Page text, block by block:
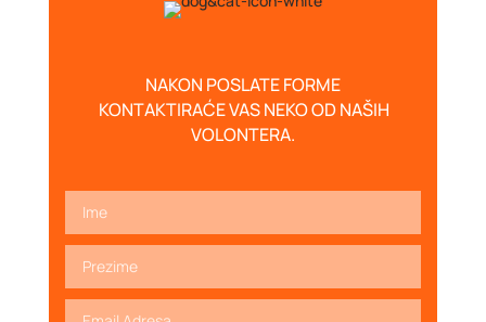
NAKON POSLATE FORME
KONTAKTIRAĆE VAS NEKO OD NAŠIH
VOLONTERA.